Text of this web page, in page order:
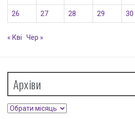
26 27 28 29 30
« Кві Чер »
Архіви
Архіви